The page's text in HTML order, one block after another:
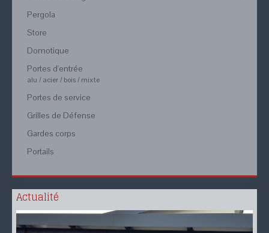
Bois
PVC
Basculante
Sectionnelle
Pergola
Store
Domotique
Portes d'entrée
alu / acier / bois / mixte
Portes de service
Grilles de Défense
Gardes corps
Portails
Actualité